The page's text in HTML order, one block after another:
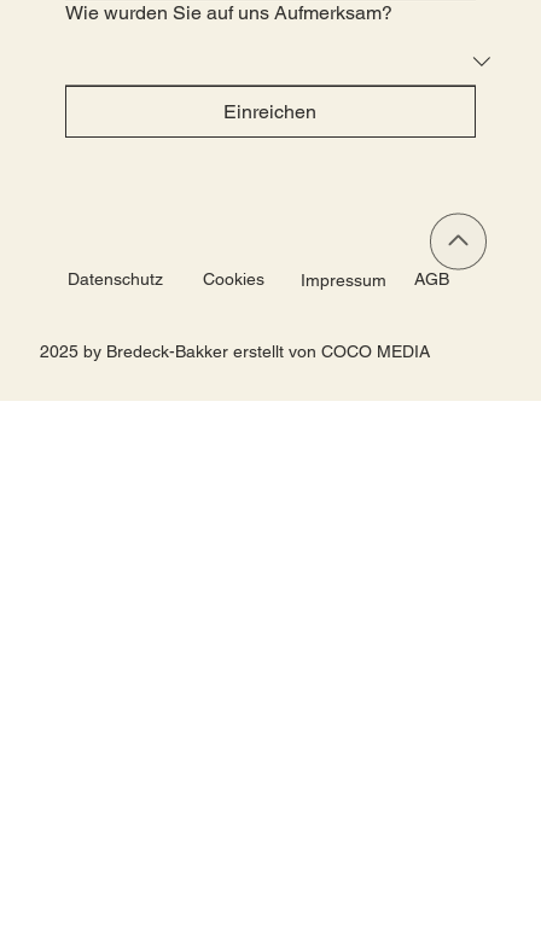
Wie wurden Sie auf uns Aufmerksam?
Einreichen
Datenschutz Cookies Impressum AGB
2025 by Bredeck-Bakker erstellt von COCO MEDIA